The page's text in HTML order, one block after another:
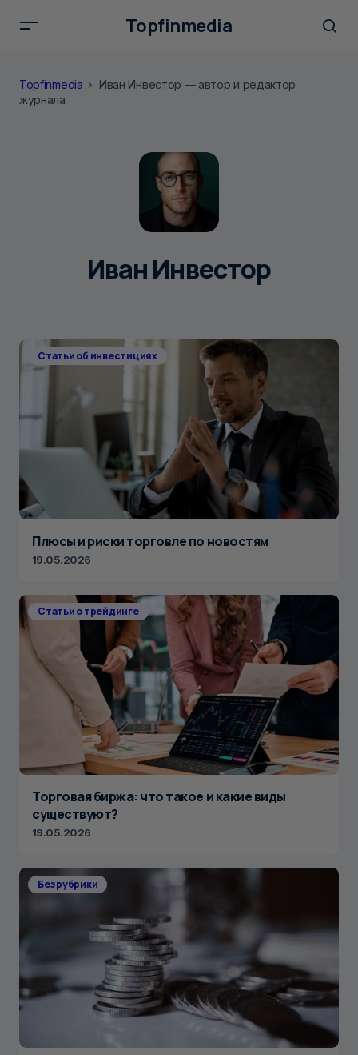
Topfinmedia
Topfinmedia
Иван Инвестор — автор и редактор
журнала
Иван Инвестор
Статьи об инвестициях
Плюсы и риски торговле по новостям
19.05.2026
Статьи о трейдинге
Торговая биржа: что такое и какие виды
существуют?
19.05.2026
Без рубрики